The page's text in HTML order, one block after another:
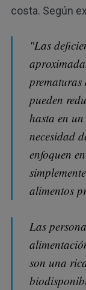
costa. Según
"Las
pueden
hasta en
necesidad
enfoquen
alimentos
Las
son una